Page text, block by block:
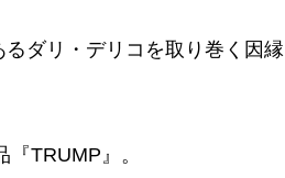
ダリ・デリコを取り巻く因縁
TRUMP』。